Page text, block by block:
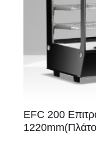
EFC 200